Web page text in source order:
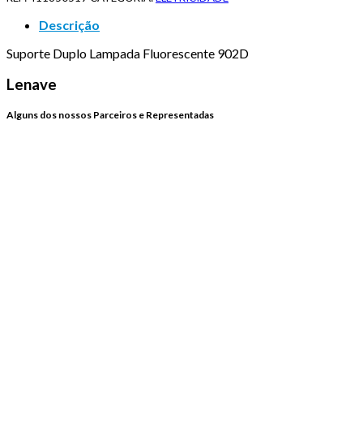
Descrição
Suporte Duplo Lampada Fluorescente 902D
Lenave
Alguns dos nossos Parceiros e Representadas